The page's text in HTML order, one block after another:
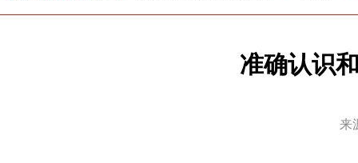
准确认识
来